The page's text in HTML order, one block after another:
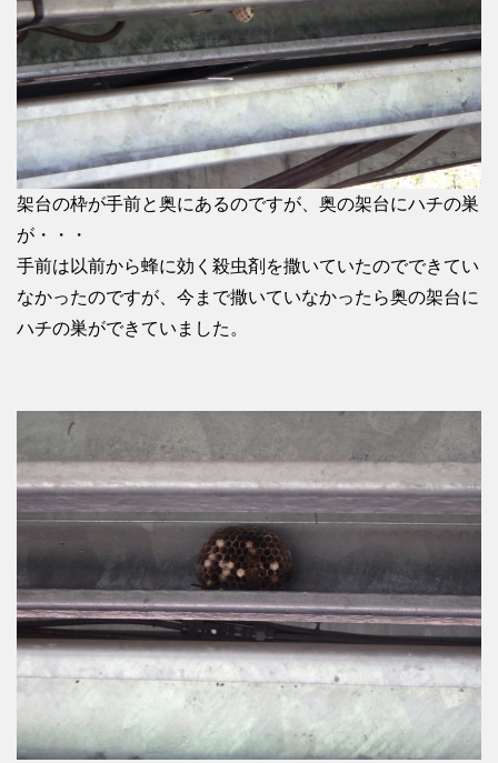
架台の枠が手前と奥にあるのですが、奥の架台にハチの巣
が・・・
手前は以前から蜂に効く殺虫剤を撒いていたのでできてい
なかったのですが、今まで撒いていなかったら奥の架台に
ハチの巣ができていました。